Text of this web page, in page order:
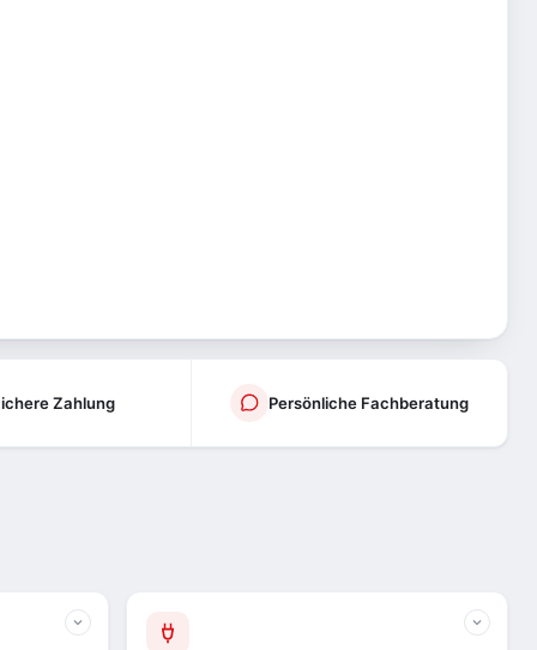
Zahlung Persönliche Fachberatung